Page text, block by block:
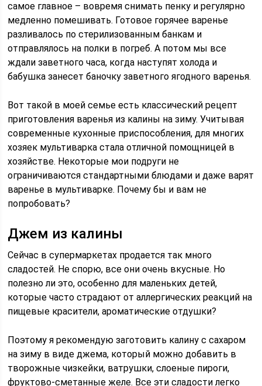
самое главное – вовремя снимать пенку и регулярно
медленно помешивать. Готовое горячее варенье
разливалось по стерилизованным банкам и
отправлялось на полки в погреб. А потом мы все
ждали заветного часа, когда наступят холода и
бабушка занесет баночку заветного ягодного варенья.
Вот такой в моей семье есть классический рецепт
приготовления варенья из калины на зиму. Учитывая
современные кухонные приспособления, для многих
хозяек мультиварка стала отличной помощницей в
хозяйстве. Некоторые мои подруги не
ограничиваются стандартными блюдами и даже варят
варенье в мультиварке. Почему бы и вам не
попробовать?
Джем из калины
Сейчас в супермаркетах продается так много
сладостей. Не спорю, все они очень вкусные. Но
полезно ли это, особенно для маленьких детей,
которые часто страдают от аллергических реакций на
пищевые красители, ароматические отдушки?
Поэтому я рекомендую заготовить калину с сахаром
на зиму в виде джема, который можно добавить в
творожные чизкейки, ватрушки, слоеные пироги,
фруктово-сметанные желе. Все эти сладости легко